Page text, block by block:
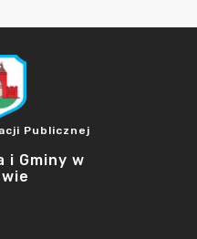
Publicznej
i Gminy w